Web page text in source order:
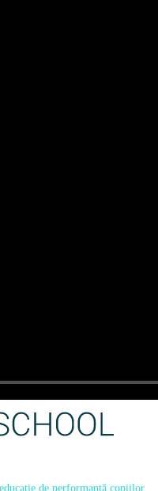
de performanță copiilor